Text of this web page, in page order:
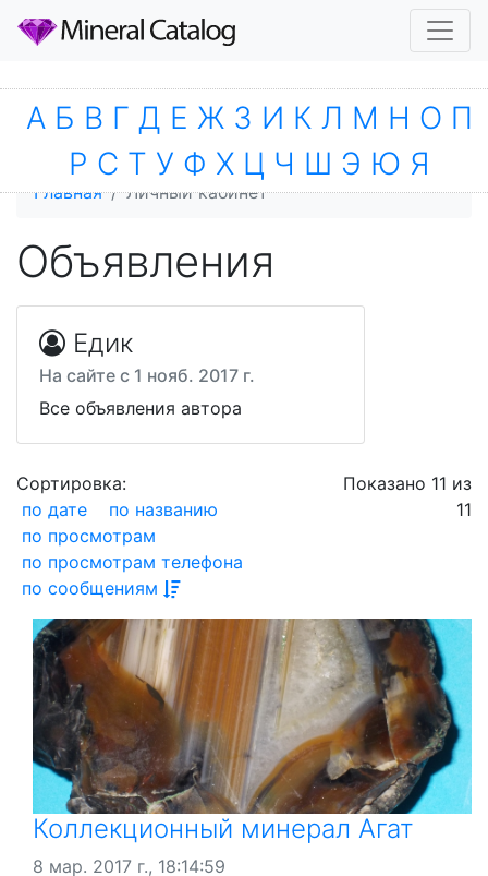
Главная Личный кабинет
Объявления
Едик
На сайте с 1 нояб. 2017 г.
Все объявления автора
Сортировка:
по дате
по названию
по просмотрам
по просмотрам телефона
по сообщениям
Показано 11 из
11
Коллекционный минерал Агат
8 мар. 2017 г., 18:14:59
А Б В Г Д Е Ж З И К Л М Н О П
Р С Т У Ф Х Ц Ч Ш Э Ю Я